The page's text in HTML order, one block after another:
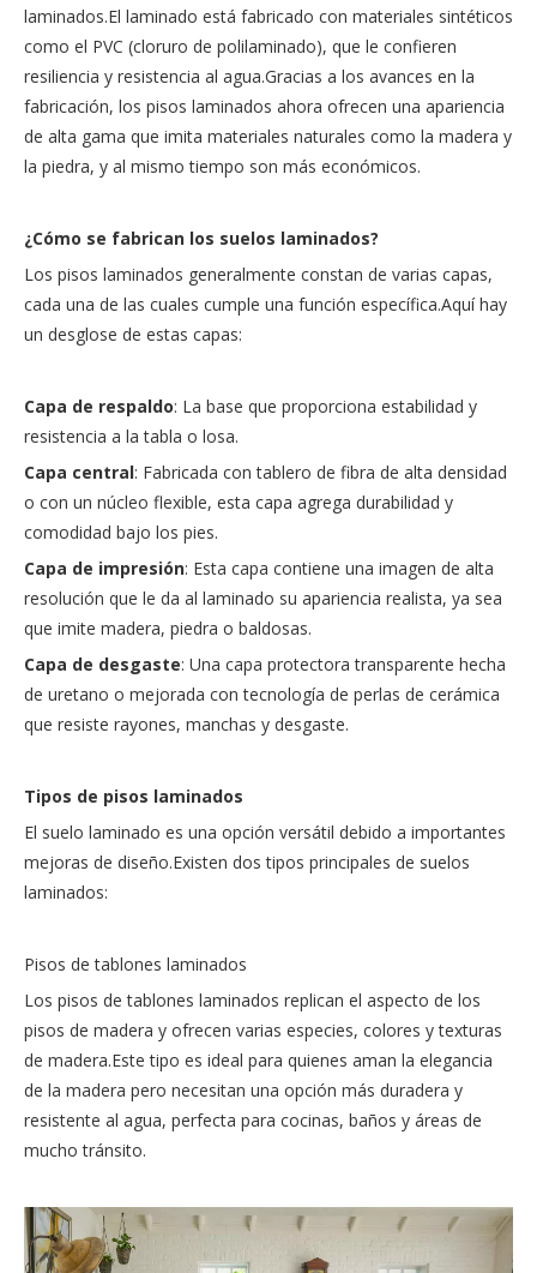
laminados.El laminado está fabricado con materiales sintéticos
como el PVC (cloruro de polilaminado), que le confieren
resiliencia y resistencia al agua.Gracias a los avances en la
fabricación, los pisos laminados ahora ofrecen una apariencia
de alta gama que imita materiales naturales como la madera y
la piedra, y al mismo tiempo son más económicos.
¿Cómo se fabrican los suelos laminados?
Los pisos laminados generalmente constan de varias capas,
cada una de las cuales cumple una función específica.Aquí hay
un desglose de estas capas:
Capa de respaldo: La base que proporciona estabilidad y
resistencia a la tabla o losa.
Capa central: Fabricada con tablero de fibra de alta densidad
o con un núcleo flexible, esta capa agrega durabilidad y
comodidad bajo los pies.
Capa de impresión: Esta capa contiene una imagen de alta
resolución que le da al laminado su apariencia realista, ya sea
que imite madera, piedra o baldosas.
Capa de desgaste: Una capa protectora transparente hecha
de uretano o mejorada con tecnología de perlas de cerámica
que resiste rayones, manchas y desgaste.
Tipos de pisos laminados
El suelo laminado es una opción versátil debido a importantes
mejoras de diseño.Existen dos tipos principales de suelos
laminados:
Pisos de tablones laminados
Los pisos de tablones laminados replican el aspecto de los
pisos de madera y ofrecen varias especies, colores y texturas
de madera.Este tipo es ideal para quienes aman la elegancia
de la madera pero necesitan una opción más duradera y
resistente al agua, perfecta para cocinas, baños y áreas de
mucho tránsito.